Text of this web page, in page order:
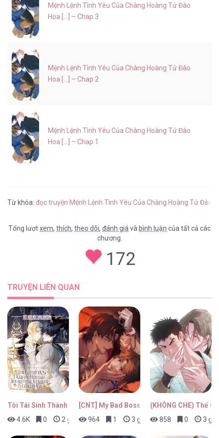
Mệnh Lệnh Tình Yêu Của Chàng Hoàng Tử Đào
Hoa [...] – Chap 3
Mệnh Lệnh Tình Yêu Của Chàng Hoàng Tử Đào
Hoa [...] – Chap 2
Mệnh Lệnh Tình Yêu Của Chàng Hoàng Tử Đào
Hoa [...] – Chap 1
Từ khóa: đọc truyện Mệnh Lệnh Tình Yêu Của Chàng Hoàng Tử Đào
Tổng lượtxem, thích, theo dõi, đánh giávà bình luận của tất cả các
chương.
172
TRUYỆN LIÊN QUAN
Tôi Tái Sinh Thành Tiểu Ác Long Của Hoàng Tử Điện Hạ
4.6K
0 2 giờ trước
[CNT] My Bad Boss
964
1 3 giờ trước
(KHÔNG CHE) Thế
858
0 3